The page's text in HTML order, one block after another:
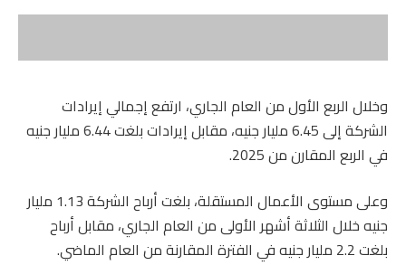
​وخلال الربع الأول من العام الجاري، ارتفع إجمالي إيرادات
الشركة إلى 6.45 مليار جنيه، مقابل إيرادات بلغت 6.44 مليار جنيه
في الربع المقارن من 2025.
​وعلى مستوى الأعمال المستقلة، بلغت أرباح الشركة 1.13 مليار
جنيه خلال الثلاثة أشهر الأولى من العام الجاري، مقابل أرباح
بلغت 2.2 مليار جنيه في الفترة المقارنة من العام الماضي.